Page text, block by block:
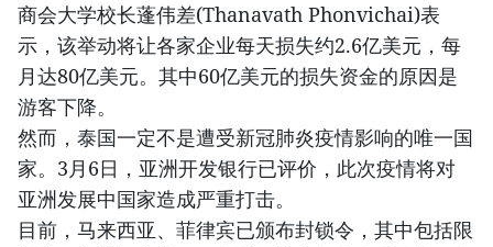
商会大学校长蓬伟差(Thanavath Phonvichai)表
示，该举动将让各家企业每天损失约2.6亿美元，每
月达80亿美元。其中60亿美元的损失资金的原因是
游客下降。
然而，泰国一定不是遭受新冠肺炎疫情影响的唯一国
家。3月6日，亚洲开发银行已评价，此次疫情将对
亚洲发展中国家造成严重打击。
目前，马来西亚、菲律宾已颁布封锁令，其中包括限